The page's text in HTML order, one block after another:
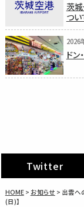
茨
つい
2026
ド
Twitter
HOME> お知らせ > 出雲へ
(日)】